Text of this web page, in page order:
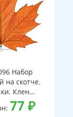
Набор
на скотче.
Клен
77₽